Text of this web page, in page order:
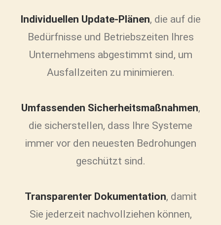
Individuellen Update-Plänen, die auf die
Bedürfnisse und Betriebszeiten Ihres
Unternehmens abgestimmt sind, um
Ausfallzeiten zu minimieren.
Umfassenden Sicherheitsmaßnahmen,
die sicherstellen, dass Ihre Systeme
immer vor den neuesten Bedrohungen
geschützt sind.
Transparenter Dokumentation, damit
Sie jederzeit nachvollziehen können,